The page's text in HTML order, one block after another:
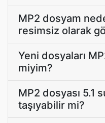
MP2 dosyam
resimsiz olarak
Yeni dosyaları
miyim?
MP2 dosyası 5.1
taşıyabilir mi?